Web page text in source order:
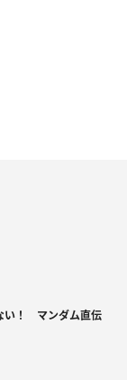
い！ マンダム直伝